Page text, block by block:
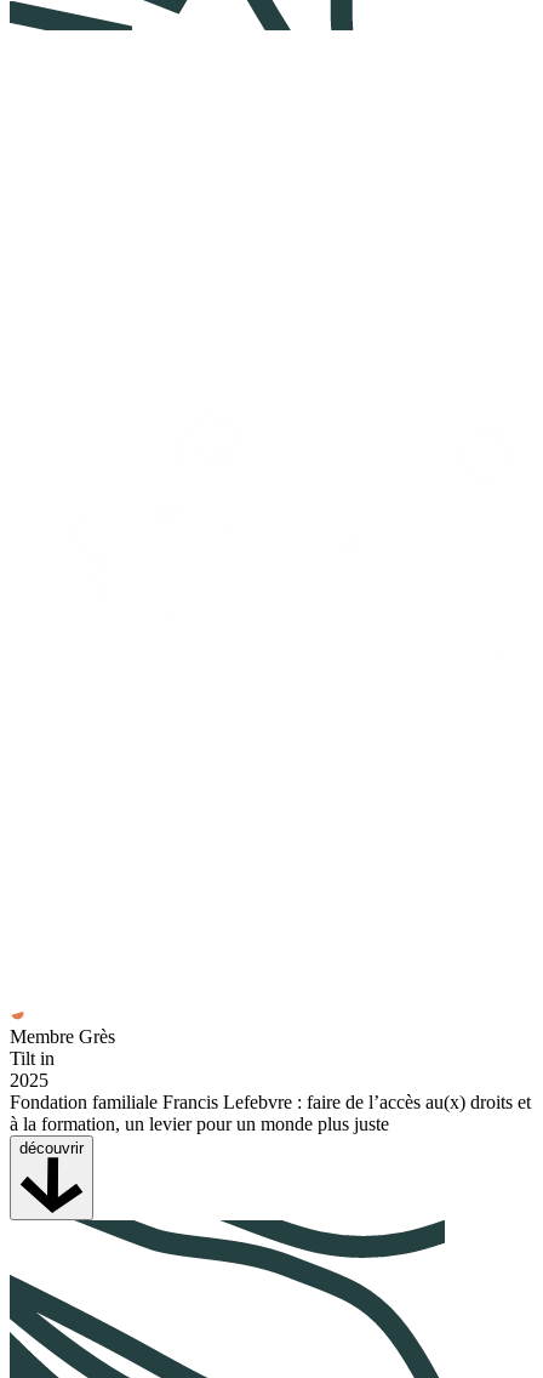
Membre Grès
Tilt in
2025
Fondation familiale Francis Lefebvre : faire de l’accès au(x) droits et
à la formation, un levier pour un monde plus juste
découvrir